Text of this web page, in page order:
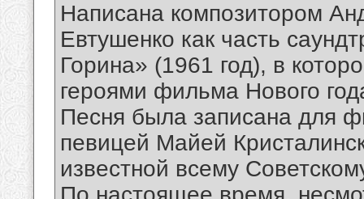
Написана композитором
Евтушенко как часть
Горина» (1961 год), в
героями фильма Нового
Песня была записана для
певицей Майей
известной всему